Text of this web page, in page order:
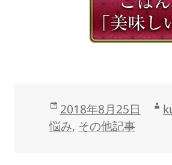
投
稿
2018年8月25日
悩み, その他記事